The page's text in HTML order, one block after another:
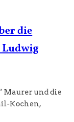
die
Ludwig
Maurer und die
Kochen,